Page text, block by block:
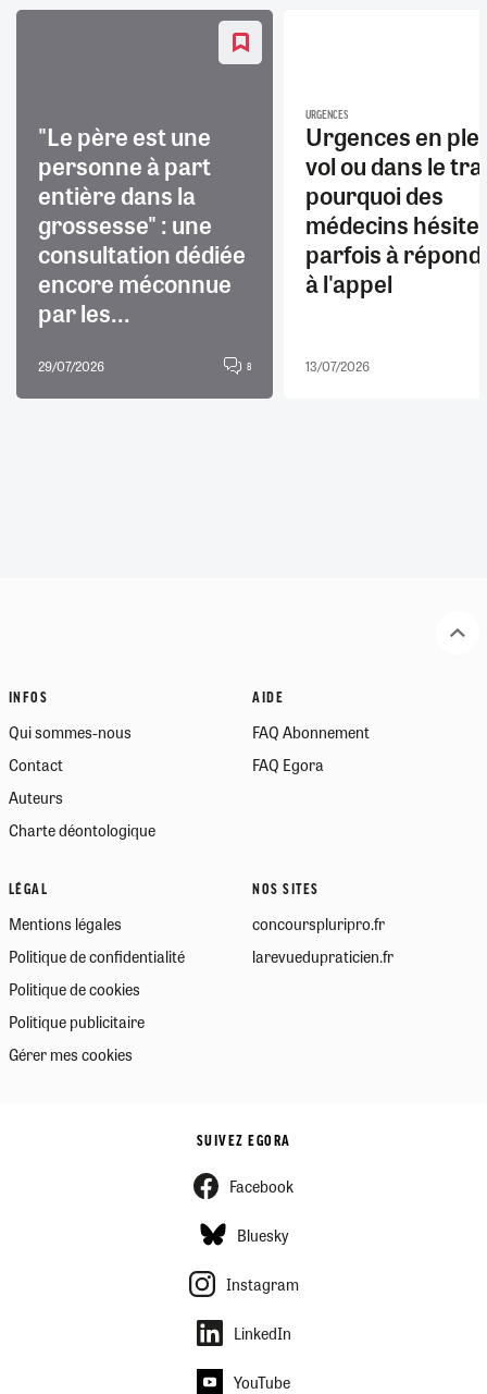
"Le père est une
personne à part
entière dans la
grossesse" : une
consultation dédiée
encore méconnue
par les...
29/07/2026 8
URGENCES
Urgences en
vol ou dans le
pourquoi des
médecins
parfois à
à l'appel
13/07/2026
INFOS
Qui sommes-nous
Contact
Auteurs
Charte déontologique
AIDE
FAQ Abonnement
FAQ Egora
LÉGAL
Mentions légales
Politique de confidentialité
Politique de cookies
Politique publicitaire
Gérer mes cookies
NOS SITES
concourspluripro.fr
larevuedupraticien.fr
SUIVEZ EGORA
Facebook
Bluesky
Instagram
LinkedIn
YouTube